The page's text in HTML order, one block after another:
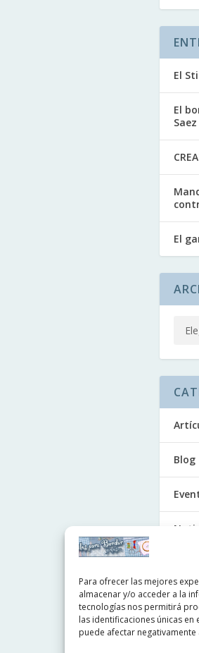
Para ofrecer las mejores
almacenar y/o acceder a la
tecnologías nos permitirá
las identificaciones únicas
puede afectar
El
El
Saez
El
Blog